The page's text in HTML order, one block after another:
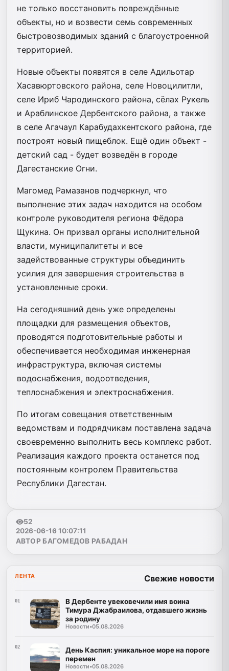
не только восстановить повреждённые
объекты, но и возвести семь современных
быстровозводимых зданий с благоустроенной
территорией.
Новые объекты появятся в селе Адильотар
Хасавюртовского района, селе Новоцилитли,
селе Ириб Чародинского района, сёлах Рукель
и Араблинское Дербентского района, а также
в селе Агачаул Карабудахкентского района, где
построят новый пищеблок. Ещё один объект -
детский сад - будет возведён в городе
Дагестанские Огни.
Магомед Рамазанов подчеркнул, что
выполнение этих задач находится на особом
контроле руководителя региона Фёдора
Щукина. Он призвал органы исполнительной
власти, муниципалитеты и все
задействованные структуры объединить
усилия для завершения строительства в
установленные сроки.
На сегодняшний день уже определены
площадки для размещения объектов,
проводятся подготовительные работы и
обеспечивается необходимая инженерная
инфраструктура, включая системы
водоснабжения, водоотведения,
теплоснабжения и электроснабжения.
По итогам совещания ответственным
ведомствам и подрядчикам поставлена задача
своевременно выполнить весь комплекс работ.
Реализация каждого проекта останется под
постоянным контролем Правительства
Республики Дагестан.
52
2026-06-16 10:07:11
АВТОР БАГОМЕДОВ РАБАДАН
ЛЕНТА Свежие новости
01
В Дербенте увековечили имя воина
Тимура Джабраилова, отдавшего жизнь
за родину
Новости•05.08.2026
02
День Каспия: уникальное море на пороге
перемен
Новости•05.08.2026